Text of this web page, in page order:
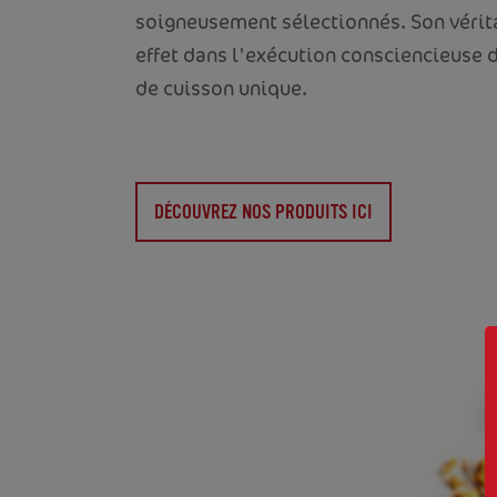
soigneusement sélectionnés. Son
effet dans l'exécution consciencieuse
de cuisson unique.
DÉCOUVREZ NOS PRODUITS ICI